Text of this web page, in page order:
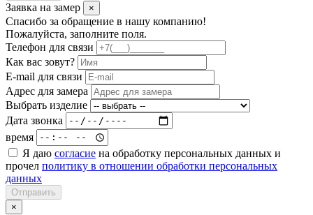
Заявка на замер ×
Спасибо за обращение в нашу компанию!
Пожалуйста, заполните поля.
Телефон для связи
Как вас зовут?
E-mail для связи
Адрес для замера
Выбрать изделие
Дата звонка
время
Я даю согласие на обработку персональных данных и
прочел политику в отношении обработки персональных
данных
Отправить
×